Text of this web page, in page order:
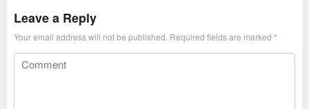
Leave a Reply
Your email address will not be published. Required fields are marked *